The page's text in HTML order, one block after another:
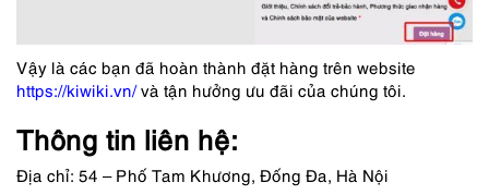
Vậy là các bạn đã hoàn thành đặt hàng trên website
https://kiwiki.vn/và tận hưởng ưu đãi của chúng tôi.
Thông tin liên hệ:
Địa chỉ: 54 – Phố Tam Khương, Đống Đa, Hà Nội